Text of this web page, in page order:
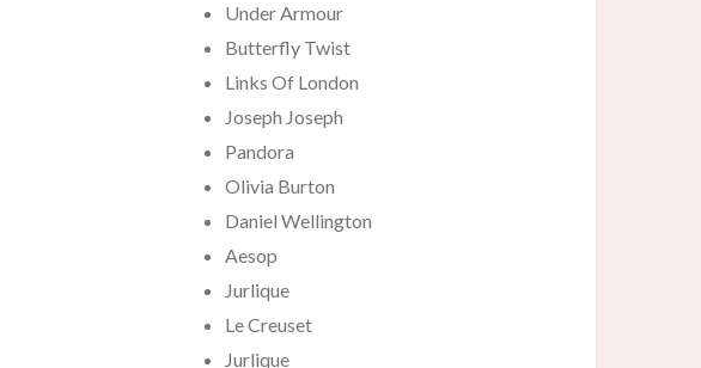
Under Armour
Butterfly Twist
Links Of London
Joseph Joseph
Pandora
Olivia Burton
Daniel Wellington
Aesop
Jurlique
Le Creuset
Jurlique